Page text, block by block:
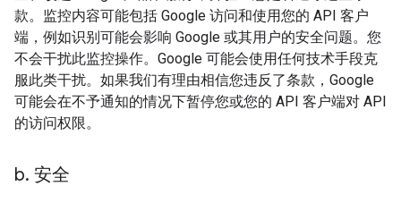
款。监控内容可能包括 Google 访问和使用您的 API 客户
端，例如识别可能会影响 Google 或其用户的安全问题。您
不会干扰此监控操作。Google 可能会使用任何技术手段克
服此类干扰。如果我们有理由相信您违反了条款，Google
可能会在不予通知的情况下暂停您或您的 API 客户端对 API
的访问权限。
b. 安全